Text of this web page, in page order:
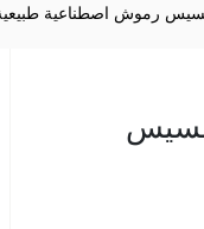
رموش اصطناعية